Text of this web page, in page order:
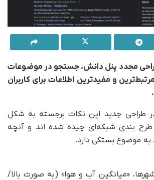
طراحی مجدد پنل دانش، جستجو در موضوعات
و مفیدترین اطلاعات برای کاربران
طراحی جدید این نکات برجسته به شکل
بندی شبکه‌ای چیده شده اند و آنچه
موضوع بستگی دارد.
«میانگین آب و هوا» (به صورت بالا/